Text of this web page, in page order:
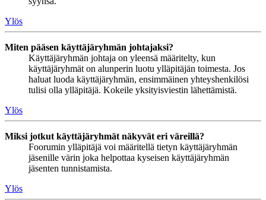
Ylös
Miten pääsen käyttäjäryhmän johtajaksi?
Käyttäjäryhmän johtaja on yleensä määritelty, kun
käyttäjäryhmät on alunperin luotu ylläpitäjän toimesta. Jos
haluat luoda käyttäjäryhmän, ensimmäinen yhteyshenkilösi
tulisi olla ylläpitäjä. Kokeile yksityisviestin lähettämistä.
Ylös
Miksi jotkut käyttäjäryhmät näkyvät eri väreillä?
Foorumin ylläpitäjä voi määritellä tietyn käyttäjäryhmän
jäsenille värin joka helpottaa kyseisen käyttäjäryhmän
jäsenten tunnistamista.
Ylös